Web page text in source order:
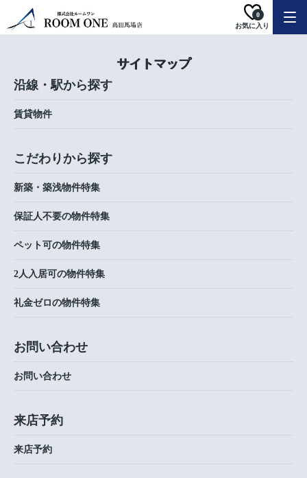
お気に入り
0
サイトマップ
沿線・駅から探す
賃貸物件
こだわりから探す
新築・築浅物件特集
保証人不要の物件特集
ペット可の物件特集
2人入居可の物件特集
礼金ゼロの物件特集
お問い合わせ
お問い合わせ
来店予約
来店予約